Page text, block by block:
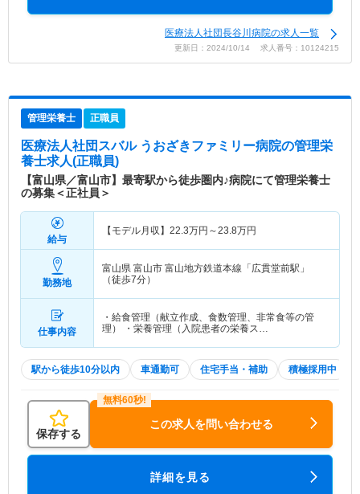
医療法人社団長谷川病院の求人一覧
更新日：2024/10/14 求人番号：10124215
管理栄養士 正職員
医療法人社団スバル うおざきファミリー病院の管理栄
養士求人(正職員)
【富山県／富山市】最寄駅から徒歩圏内♪病院にて管理栄養士
の募集＜正社員＞
給与
【モデル月収】 22.3万円～23.8万円
勤務地
富山県 富山市 富山地方鉄道本線「広貫堂前駅」
（徒歩7分）
仕事内容
・給食管理（献立作成、食数管理、非常食等の管
理） ・栄養管理（入院患者の栄養ス…
駅から徒歩10分以内 車通勤可 住宅手当・補助 積極採用中
保存する
この求人を問い合わせる
詳細を見る